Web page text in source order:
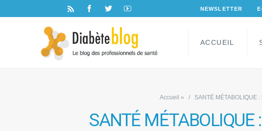
NEWSLETTER
ACCUEIL
Accueil » SANTÉ MÉTABOLIQUE
SANTÉ MÉTABOLIQUE